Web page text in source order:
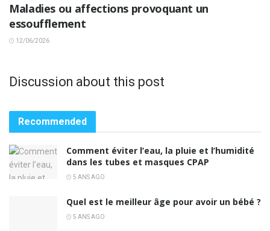
Maladies ou affections provoquant un
essoufflement
12/06/2026
Discussion about this post
Recommended
Comment éviter l’eau, la pluie et l’humidité
dans les tubes et masques CPAP
5 ANS AGO
Quel est le meilleur âge pour avoir un bébé ?
5 ANS AGO